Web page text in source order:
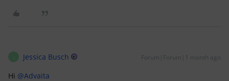
Jessica Busch Forum|Forum|1 month ago
Hi ​ @Advaita